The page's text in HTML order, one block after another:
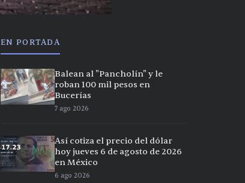
EN PORTADA
Balean al "Pancholín" y le
roban 100 mil pesos en
Bucerías
7 ago 2026
Así cotiza el precio del dólar
hoy jueves 6 de agosto de 2026
en México
6 ago 2026